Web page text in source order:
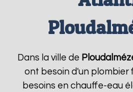
Dans la ville de
ont besoin d'un plombier
besoins en chauffe-eau